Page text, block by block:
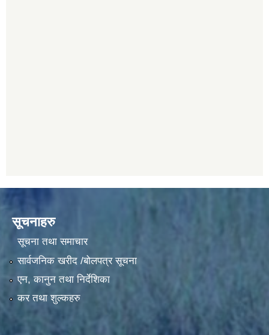
सूचनाहरु
सूचना तथा समाचार
सार्वजनिक खरीद /बोलपत्र सूचना
एन, कानुन तथा निर्देशिका
कर तथा शुल्कहरु